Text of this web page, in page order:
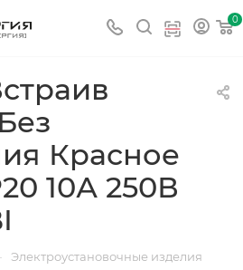
0
Красное
10А 250В
Электроустановочные изделия